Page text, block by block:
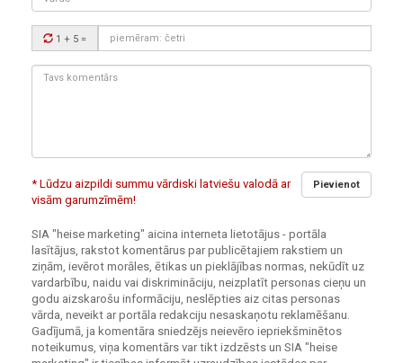
Drošības
kods:
1 + 5 =
Tavs
Pievienot
* Lūdzu aizpildi summu vārdiski latviešu valodā ar
visām garumzīmēm!
SIA "heise marketing" aicina interneta lietotājus - portāla
lasītājus, rakstot komentārus par publicētajiem rakstiem un
ziņām, ievērot morāles, ētikas un pieklājības normas, nekūdīt uz
vardarbību, naidu vai diskrimināciju, neizplatīt personas cieņu un
godu aizskarošu informāciju, neslēpties aiz citas personas
vārda, neveikt ar portāla redakciju nesaskaņotu reklamēšanu.
Gadījumā, ja komentāra sniedzējs neievēro iepriekšminētos
noteikumus, viņa komentārs var tikt izdzēsts un SIA "heise